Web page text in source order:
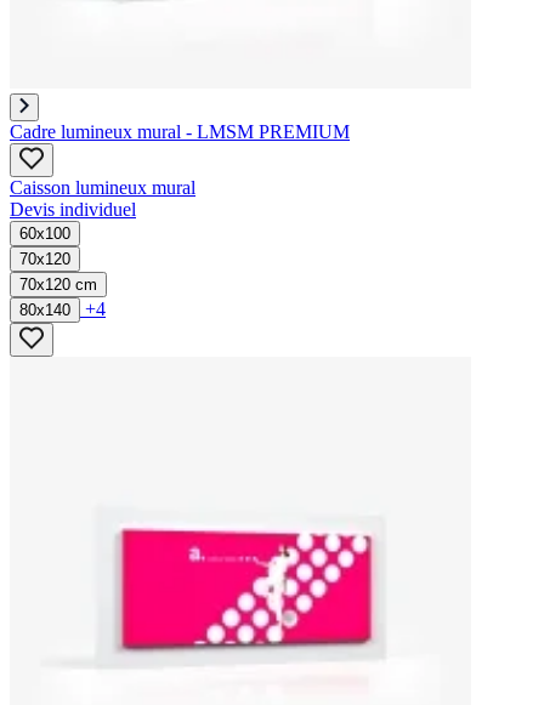
Cadre lumineux mural - LMSM PREMIUM
Caisson lumineux mural​
Devis individuel
60x100
70x120
70x120 cm
80x140
+4